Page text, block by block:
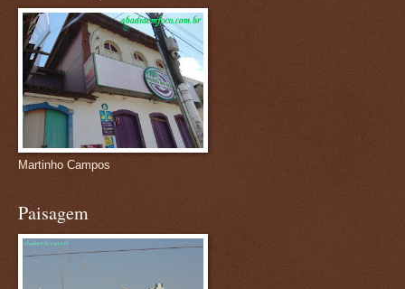
Martinho Campos
Paisagem